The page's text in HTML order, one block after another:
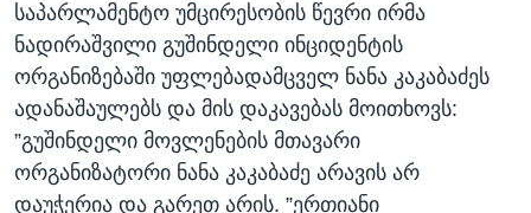
საპარლამენტო უმცირესობის წევრი ირმა
ნადირაშვილი გუშინდელი ინციდენტის
ორგანიზებაში უფლებადამცველ ნანა კაკაბაძეს
ადანაშაულებს და მის დაკავებას მოითხოვს:
”გუშინდელი მოვლენების მთავარი
ორგანიზატორი ნანა კაკაბაძე არავის არ
დაუჭერია და გარეთ არის. ”ერთიანი